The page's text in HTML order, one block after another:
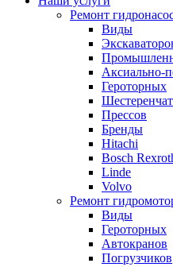
Ремонт
Виды
Аксиально-
Героторных
Прессов
Бренды
Hitachi
Bosch
Linde
Volvo
Ремонт
Виды
Героторных
Автокранов
Погрузчиков